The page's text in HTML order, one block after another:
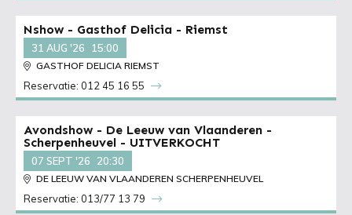
Nshow - Gasthof Delicia - Riemst
31 AUG '26 15:00
GASTHOF DELICIA RIEMST
Reservatie: 012 45 16 55
Avondshow - De Leeuw van Vlaanderen -
Scherpenheuvel - UITVERKOCHT
07 SEPT '26 20:30
DE LEEUW VAN VLAANDEREN SCHERPENHEUVEL
Reservatie: 013/77 13 79